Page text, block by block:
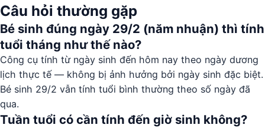
Câu hỏi thường gặp
Bé sinh đúng ngày 29/2 (năm nhuận) thì tính
tuổi tháng như thế nào?
Công cụ tính từ ngày sinh đến hôm nay theo ngày dương
lịch thực tế — không bị ảnh hưởng bởi ngày sinh đặc biệt.
Bé sinh 29/2 vẫn tính tuổi bình thường theo số ngày đã
qua.
Tuần tuổi có cần tính đến giờ sinh không?